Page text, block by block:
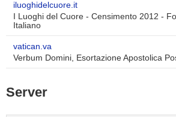
iluoghidelcuore.it
I Luoghi del Cuore - Censimento 2012 -
Italiano
vatican.va
Verbum Domini, Esortazione Apostolica
Server